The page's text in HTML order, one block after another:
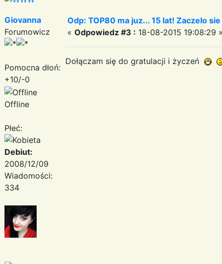
Giovanna
Forumowicz
Pomocna dłoń:
+10/-0
Offline
Płeć:
Debiut:
2008/12/09
Wiadomości:
334
Odp: TOP80 ma juz... 15 lat! Zaczelo
« Odpowiedz #3 : 18-08-2015 19:08:29
Dołączam się do gratulacji i życzeń